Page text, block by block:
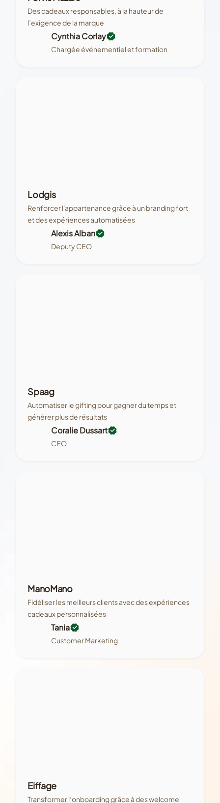
Des cadeaux responsables, à la hauteur de
l’exigence de la marque
Cynthia Corlay
Chargée événementiel et formation
Lodgis
Renforcer l'appartenance grâce à un branding fort
et des expériences automatisées
Alexis Alban
Deputy CEO
Spaag
Automatiser le gifting pour gagner du temps et
générer plus de résultats
Coralie Dussart
CEO
ManoMano
Fidéliser les meilleurs clients avec des expériences
cadeaux personnalisées
Tania
Customer Marketing
Eiffage
Transformer l’onboarding grâce à des welcome